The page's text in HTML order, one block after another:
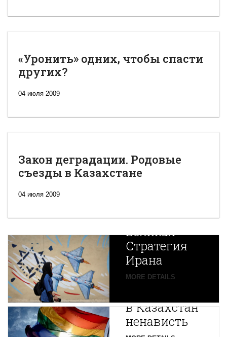
«Уронить» одних, чтобы спасти
других?
04 июля 2009
Закон деградации. Родовые
съезды в Казахстане
04 июля 2009
Новая
Великая
Стратегия
Ирана
MORE DETAILS
Путин
в Казахстан
ненависть
Центральной
Азии